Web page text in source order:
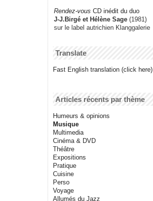
Rendez-vous CD inédit du duo
J-J.Birgé et Hélène Sage (1981)
sur le label autrichien Klanggalerie
Translate
Fast English translation (click here)
Articles récents par thème
Humeurs & opinions
Musique
Multimedia
Cinéma & DVD
Théâtre
Expositions
Pratique
Cuisine
Perso
Voyage
Allumés du Jazz